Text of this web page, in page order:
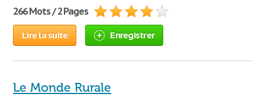
266 Mots / 2 Pages
Lire la suite Enregistrer
Le Monde Rurale